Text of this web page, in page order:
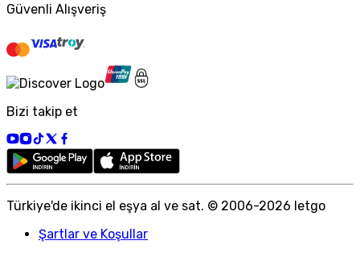
Güvenli Alışveriş
Bizi takip et
Türkiye'de ikinci el eşya al ve sat. © 2006-2026 letgo
Şartlar ve Koşullar